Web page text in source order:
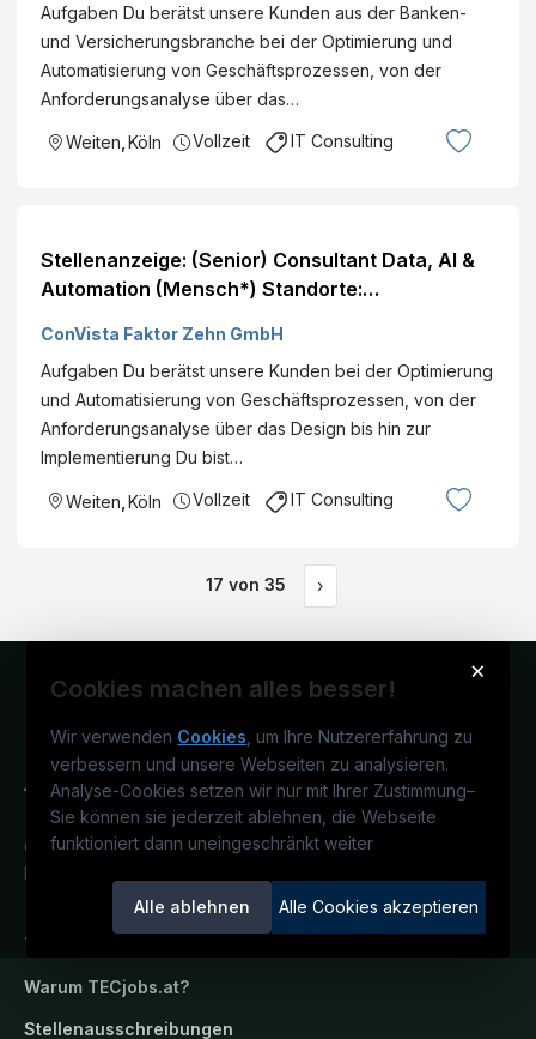
Aufgaben Du berätst unsere Kunden aus der Banken-
und Versicherungsbranche bei der Optimierung und
Automatisierung von Geschäftsprozessen, von der
Anforderungsanalyse über das…
Weiten Köln Vollzeit IT Consulting
Stellenanzeige: (Senior) Consultant Data, AI &
Automation (Mensch*) Standorte:
ConVista Faktor Zehn GmbH
Aufgaben Du berätst unsere Kunden bei der Optimierung
und Automatisierung von Geschäftsprozessen, von der
Anforderungsanalyse über das Design bis hin zur
Implementierung Du bist…
Weiten Köln Vollzeit IT Consulting
17 von 35 ›
×
Cookies machen alles besser!
Wir verwenden Cookies , um Ihre Nutzererfahrung zu
verbessern und unsere Webseiten zu analysieren.
Analyse-Cookies setzen wir nur mit Ihrer Zustimmung–
Sie können sie jederzeit ablehnen, die Webseite
funktioniert dann uneingeschränkt weiter
Alle ablehnen Alle Cookies akzeptieren
Österreichs technisches Karriereportal.
Ein Service der candidatis GmbH.
TECjobs.at
Warum TECjobs.at?
Stellenausschreibungen